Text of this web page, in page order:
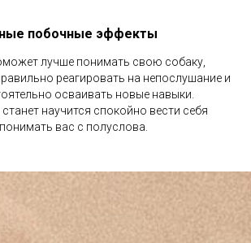
побочные эффекты
лучше понимать свою собаку,
реагировать на непослушание и
осваивать новые навыки.
научится спокойно вести себя
вас с полуслова.